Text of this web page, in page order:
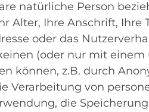
natürliche Person
Alter, Ihre Anschrift,
oder das
(oder nur mit
können, z.B. durch
Verarbeitung von
die